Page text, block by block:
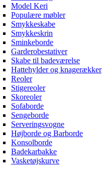
Model Keri
Populære møbler
Smykkeskabe
Smykkeskrin
Sminkeborde
Garderobestativer
Skabe til badeværelse
Hattehylder og knagerækker
Reoler
Stigereoler
Skoreoler
Sofaborde
Sengeborde
Serveringsvogne
Højborde og Barborde
Konsolborde
Badekarbakke
Vasketøjskurve